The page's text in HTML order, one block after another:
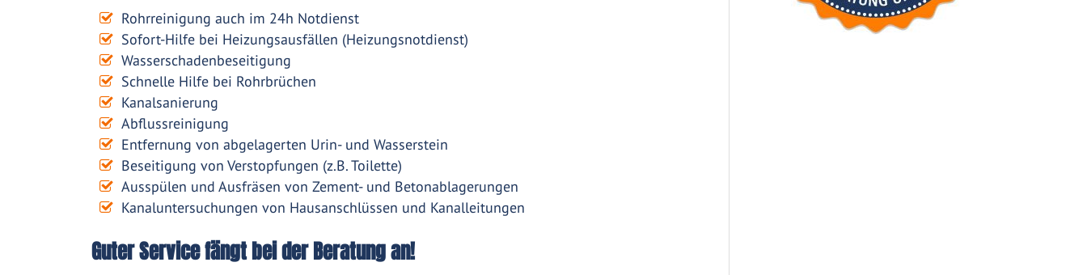
Rohrreinigung auch im 24h Notdienst
Sofort-Hilfe bei Heizungsausfällen (Heizungsnotdienst)
Wasserschadenbeseitigung
Schnelle Hilfe bei Rohrbrüchen
Kanalsanierung
Abflussreinigung
Entfernung von abgelagerten Urin- und Wasserstein
Beseitigung von Verstopfungen (z.B. Toilette)
Ausspülen und Ausfräsen von Zement- und Betonablagerungen
Kanaluntersuchungen von Hausanschlüssen und Kanalleitungen
Guter Service fängt bei der Beratung an!